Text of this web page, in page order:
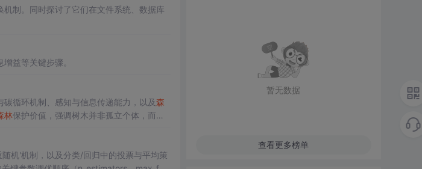
制。同时探讨了它们在文件系统、数据库
益等关键步骤。
循环机制、感知与信息传递能力，以及森
林保护价值，强调树木并非孤立个体，而是
机'机制，以及分类/回归中的投票与平均策
暂无数据
查看更多榜单